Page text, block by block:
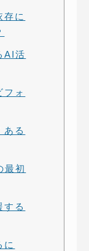
存に
AI活
フォ
ある
最初
する
に